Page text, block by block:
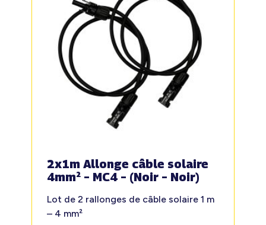
2x1m Allonge câble solaire
4mm² – MC4 – (Noir – Noir)
Lot de 2 rallonges de câble solaire 1 m
– 4 mm²